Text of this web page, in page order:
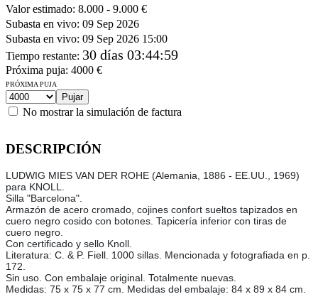
Valor estimado: 8.000 - 9.000 €
Subasta en vivo: 09 Sep 2026
Subasta en vivo: 09 Sep 2026 15:00
Tiempo restante: 30 días 03:44:59
Próxima puja: 4000 €
PRÓXIMA PUJA
No mostrar la simulación de factura
DESCRIPCIÓN
LUDWIG MIES VAN DER ROHE (Alemania, 1886 - EE.UU., 1969)
para KNOLL.
Silla "Barcelona".
Armazón de acero cromado, cojines confort sueltos tapizados en
cuero negro cosido con botones. Tapicería inferior con tiras de
cuero negro.
Con certificado y sello Knoll.
Literatura: C. & P. Fiell. 1000 sillas. Mencionada y fotografiada en p.
172.
Sin uso. Con embalaje original. Totalmente nuevas.
Medidas: 75 x 75 x 77 cm. Medidas del embalaje: 84 x 89 x 84 cm.